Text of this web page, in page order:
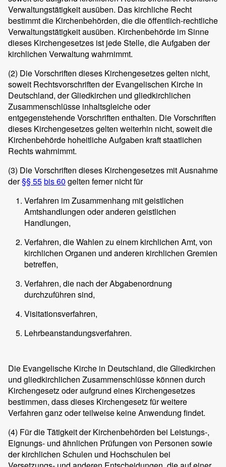
Verwaltungstätigkeit ausüben. Das kirchliche Recht
bestimmt die Kirchenbehörden, die die öffentlich-rechtliche
Verwaltungstätigkeit ausüben. Kirchenbehörde im Sinne
dieses Kirchengesetzes ist jede Stelle, die Aufgaben der
kirchlichen Verwaltung wahrnimmt.
(2) Die Vorschriften dieses Kirchengesetzes gelten nicht,
soweit Rechtsvorschriften der Evangelischen Kirche in
Deutschland, der Gliedkirchen und gliedkirchlichen
Zusammenschlüsse inhaltsgleiche oder
entgegenstehende Vorschriften enthalten. Die Vorschriften
dieses Kirchengesetzes gelten weiterhin nicht, soweit die
Kirchenbehörde hoheitliche Aufgaben kraft staatlichen
Rechts wahrnimmt.
(3) Die Vorschriften dieses Kirchengesetzes mit Ausnahme
der§§ 55bis 60 gelten ferner nicht für
Verfahren im Zusammenhang mit geistlichen
Amtshandlungen oder anderen geistlichen
Handlungen,
Verfahren, die Wahlen zu einem kirchlichen Amt, von
kirchlichen Organen und anderen kirchlichen Gremien
betreffen,
Verfahren, die nach der Abgabenordnung
durchzuführen sind,
Visitationsverfahren,
Lehrbeanstandungsverfahren.
Die Evangelische Kirche in Deutschland, die Gliedkirchen
und gliedkirchlichen Zusammenschlüsse können durch
Kirchengesetz oder aufgrund eines Kirchengesetzes
bestimmen, dass dieses Kirchengesetz für weitere
Verfahren ganz oder teilweise keine Anwendung findet.
(4) Für die Tätigkeit der Kirchenbehörden bei Leistungs-,
Eignungs- und ähnlichen Prüfungen von Personen sowie
der kirchlichen Schulen und Hochschulen bei